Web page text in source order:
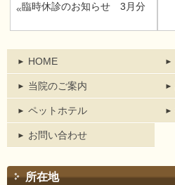
«臨時休診のお知らせ 3月分
HOME
当院のご案内
ペットホテル
お問い合わせ
所在地